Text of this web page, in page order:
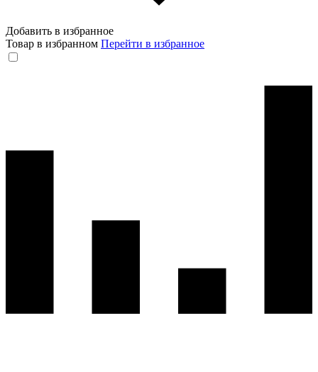
Добавить в избранное
Товар в избранном Перейти в избранное